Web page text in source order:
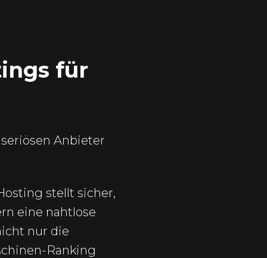
für
Anbieter
stellt sicher,
eine nahtlose
nur die
Ranking